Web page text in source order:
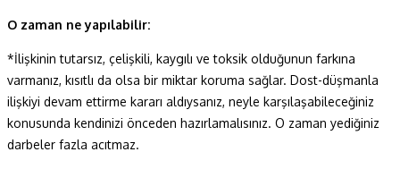
O zaman ne yapılabilir:
*İlişkinin tutarsız, çelişkili, kaygılı ve toksik olduğunun farkına
varmanız, kısıtlı da olsa bir miktar koruma sağlar. Dost-düşmanla
ilişkiyi devam ettirme kararı aldıysanız, neyle karşılaşabileceğiniz
konusunda kendinizi önceden hazırlamalısınız. O zaman yediğiniz
darbeler fazla acıtmaz.